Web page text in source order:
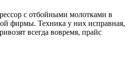
с отбойными молотками в
фирмы. Техника у них исправная,
всегда вовремя, прайс